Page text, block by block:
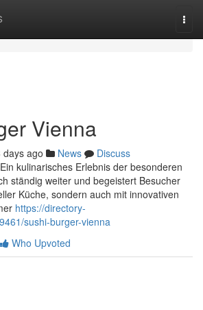
Vienna
days ago News
Discuss
kulinarisches Erlebnis der besonderen
ständig weiter und begeistert Besucher
Küche, sondern auch mit innovativen
https://directory-
sushi-burger-vienna
Who Upvoted